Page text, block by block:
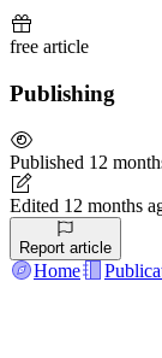
free article
Publishing
Published 12
Edited 12 months
Report article
Home